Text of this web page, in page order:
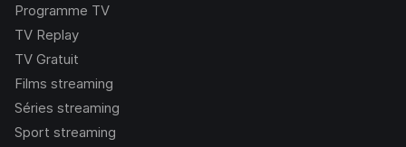
Programme TV
TV Replay
TV Gratuit
Films streaming
Séries streaming
Sport streaming